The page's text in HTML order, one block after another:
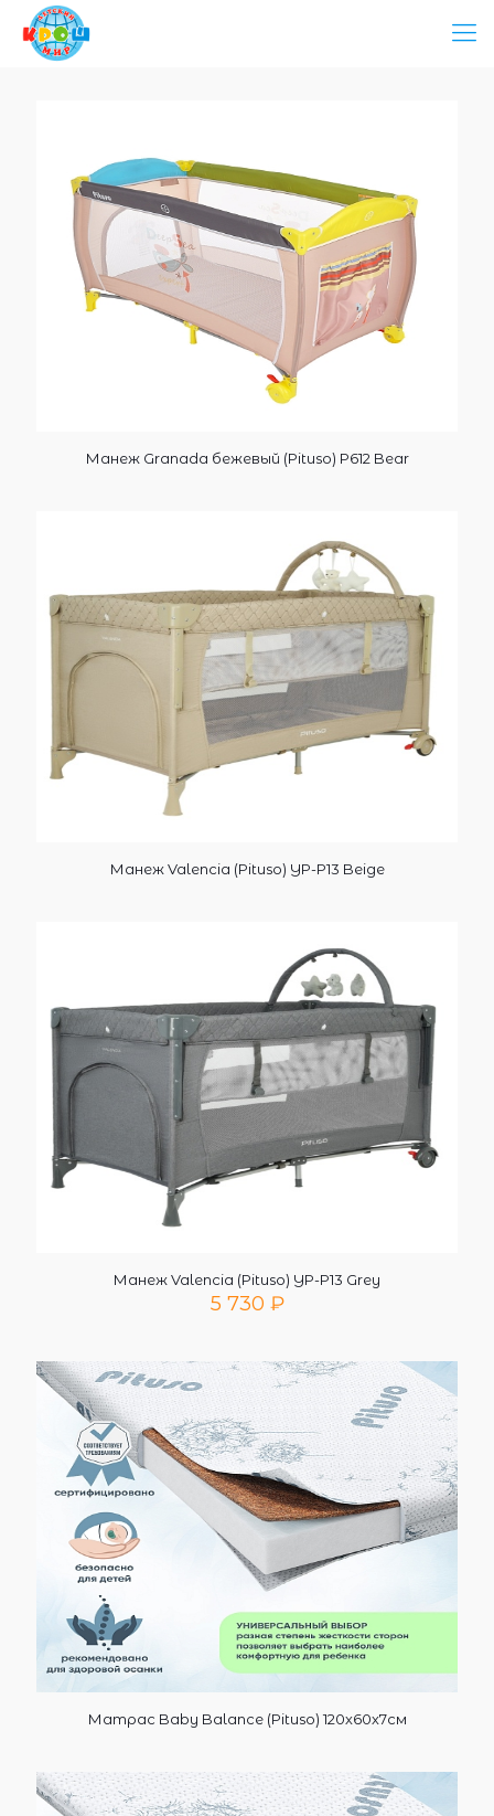
Манеж Granada бежевый (Pituso) P612 Bear
Манеж Valencia (Pituso) YP-P13 Beige
Манеж Valencia (Pituso) YP-P13 Grey
5 730 ₽
Матрас Baby Balance (Pituso) 120х60х7см